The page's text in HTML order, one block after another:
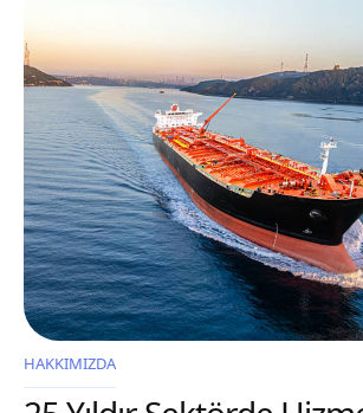
HAKKIMIZDA